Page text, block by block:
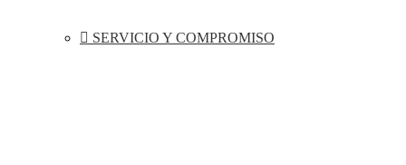
SERVICIO Y COMPROMISO